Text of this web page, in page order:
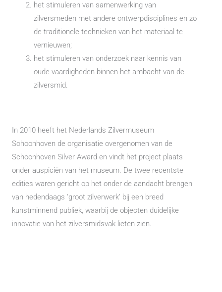
het stimuleren van samenwerking van
zilversmeden met andere ontwerpdisciplines en zo
de traditionele technieken van het materiaal te
vernieuwen;
het stimuleren van onderzoek naar kennis van
oude vaardigheden binnen het ambacht van de
zilversmid.
In 2010 heeft het Nederlands Zilvermuseum
Schoonhoven de organisatie overgenomen van de
Schoonhoven Silver Award en vindt het project plaats
onder auspiciën van het museum. De twee recentste
edities waren gericht op het onder de aandacht brengen
van hedendaags ‘groot zilverwerk’ bij een breed
kunstminnend publiek, waarbij de objecten duidelijke
innovatie van het zilversmidsvak lieten zien.